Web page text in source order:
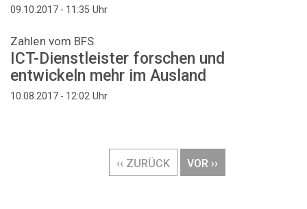
09.10.2017 - 11:35 Uhr
Zahlen vom BFS
ICT-Dienstleister forschen und
entwickeln mehr im Ausland
10.08.2017 - 12:02 Uhr
VORHERIGE
SEITE
‹‹ ZURÜCK
NÄCHSTE
SEITE
VOR ››